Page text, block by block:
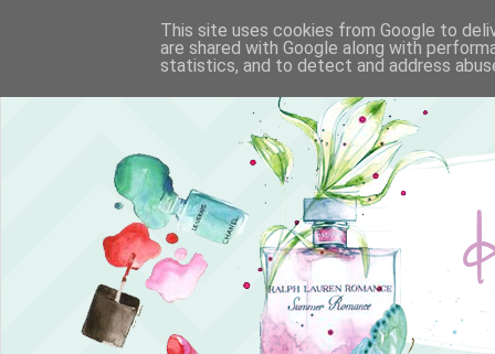
This site uses cookies from Google to
are shared with Google along with
statistics, and to detect and address